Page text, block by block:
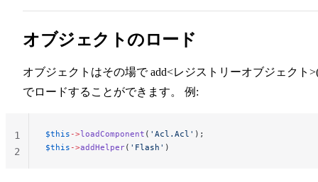
オブジェクトのロード
オブジェクトはその場で add<レジストリーオブジェクト
でロードすることができます。 例:
$this ->loadComponent ( 'Acl.Acl' );
$this ->addHelper( 'Flash' )
1
2